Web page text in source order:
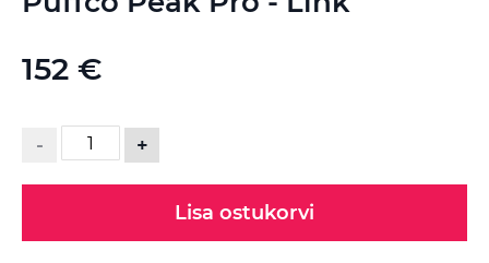
152 €
- +
Lisa ostukorvi
of
gallery